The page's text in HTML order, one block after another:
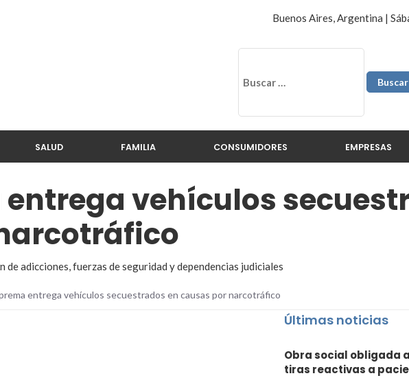
Buenos Aires, Argentina |
SALUD FAMILIA CONSUMIDORES EMPRESAS
vehículos
adicciones, fuerzas de seguridad y dependencias judiciales
entrega vehículos secuestrados en causas por narcotráfico
Últimas noticias
Obra social obligada
tiras reactivas a